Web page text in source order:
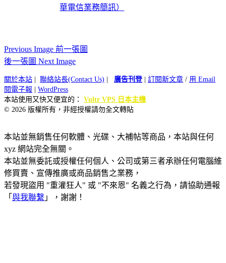
華電信業務簡訊）
Previous Image 前一張圖
後一張圖 Next Image
關於本站 聯絡站長(Contact Us) 廣告刊登| 訂閱新文章 / 用 Email
閱電子報
WordPress
本站使用又快又便宜的： Vultr VPS 日本主機
© 2026 版權所有，非經授權請勿全文轉貼
本站並無銷售任何軟體、光碟、大補帖等商品，本站與任何
xyz 網站完全無關。
本站並無委託或授權任何個人、公司或第三者承辦任何電腦維
修買賣、宣傳推廣或商品銷售之業務，
若發現盜用 "重灌狂人" 或 "不來恩" 名義之行為，請協助通報
「 與我聯繫 」，謝謝！